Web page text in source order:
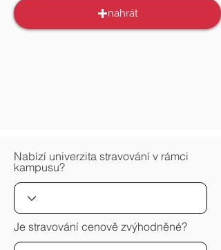
nahrát
Nabízí univerzita stravování v rámci
kampusu?
Je stravování cenově zvýhodněné?